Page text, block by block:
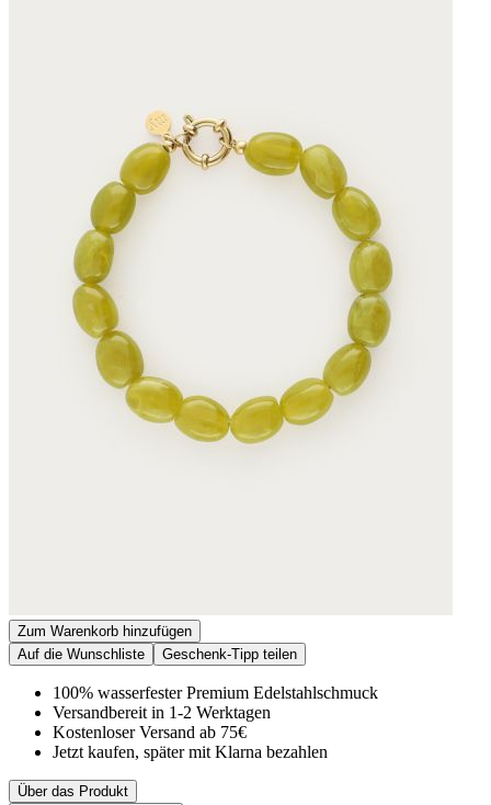
Zum Warenkorb hinzufügen
Auf die Wunschliste
Geschenk-Tipp teilen
100% wasserfester Premium Edelstahlschmuck
Versandbereit in 1-2 Werktagen
Kostenloser Versand ab 75€
Jetzt kaufen, später mit Klarna bezahlen
Über das Produkt